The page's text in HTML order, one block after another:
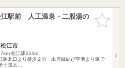
お気に入
りに追加
江駅前 人工温泉・二股湯の
江市
松江駅314m
駅北口より徒歩２分 出雲縁結び空港より車で
子鬼太…